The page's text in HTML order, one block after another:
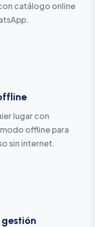
catálogo online
lugar con
offline para
sin internet.